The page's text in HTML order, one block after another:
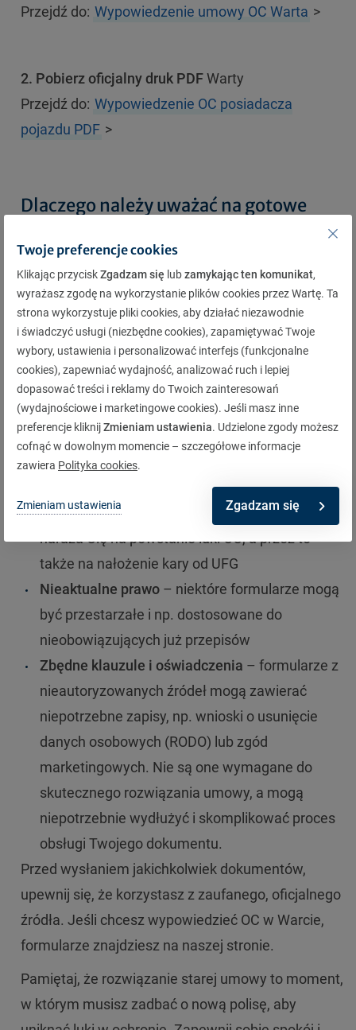
Przejdź do: Wypowiedzenie umowy OC Warta >
2. Pobierz oficjalny druk PDFWarty
Przejdź do: Wypowiedzenie OC posiadacza
pojazdu PDF >
Dlaczego należy uważać na gotowe
W sieci możesz znaleźć wiele „gotowców”, które są
nazywane często: „oficjalnymi dokumentami…”,
„oficjalnymi formularzami” itp. Zalecamy dużą
ostrożność wobec takich materiałów znalezionych
na przypadkowych stronach.
Dlaczego darmowe druki z nieznanych źródeł
mogą być pułapką?
Brak miejsca na datę
być dostępna rubryka umożliwiająca wskazanie
daty zakończenia umowy, co bezpośrednio
naraża Cię na powstanie luki OC, a przez to
także na nałożenie kary od UFG
Nieaktualne prawo – niektóre formularze mogą
być przestarzałe i np. dostosowane do
nieobowiązujących już przepisów
Zbędne klauzule i oświadczenia – formularze z
nieautoryzowanych źródeł mogą zawierać
niepotrzebne zapisy, np. wnioski o usunięcie
danych osobowych (RODO) lub zgód
marketingowych. Nie są one wymagane do
skutecznego rozwiązania umowy, a mogą
niepotrzebnie wydłużyć i skomplikować proces
obsługi Twojego dokumentu.
Przed wysłaniem jakichkolwiek dokumentów,
upewnij się, że korzystasz z zaufanego, oficjalnego
źródła. Jeśli chcesz wypowiedzieć OC w Warcie,
formularze znajdziesz na naszej stronie.
Pamiętaj, że rozwiązanie starej umowy to moment,
w którym musisz zadbać o nową polisę, aby
Twoje preferencje cookies
Klikając przyciskZgadzam się lubzamykając ten komunikat,
wyrażasz zgodę na wykorzystanie plików cookies przez Wartę. Ta
strona wykorzystuje pliki cookies, aby działać niezawodnie
i świadczyć usługi (niezbędne cookies), zapamiętywać Twoje
wybory, ustawienia i personalizować interfejs (funkcjonalne
cookies), zapewniać wydajność, analizować ruch i lepiej
dopasować treści i reklamy do Twoich zainteresowań
(wydajnościowe i marketingowe cookies). Jeśli masz inne
preferencje kliknijZmieniam ustawienia. Udzielone zgody możesz
cofnąć w dowolnym momencie – szczegółowe informacje
zawiera Polityka cookies.
Zmieniam ustawienia Zgadzam się